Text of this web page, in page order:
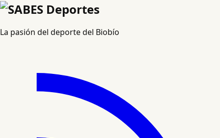
La pasión del deporte del Biobío